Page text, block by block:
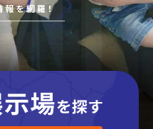
報を網羅！